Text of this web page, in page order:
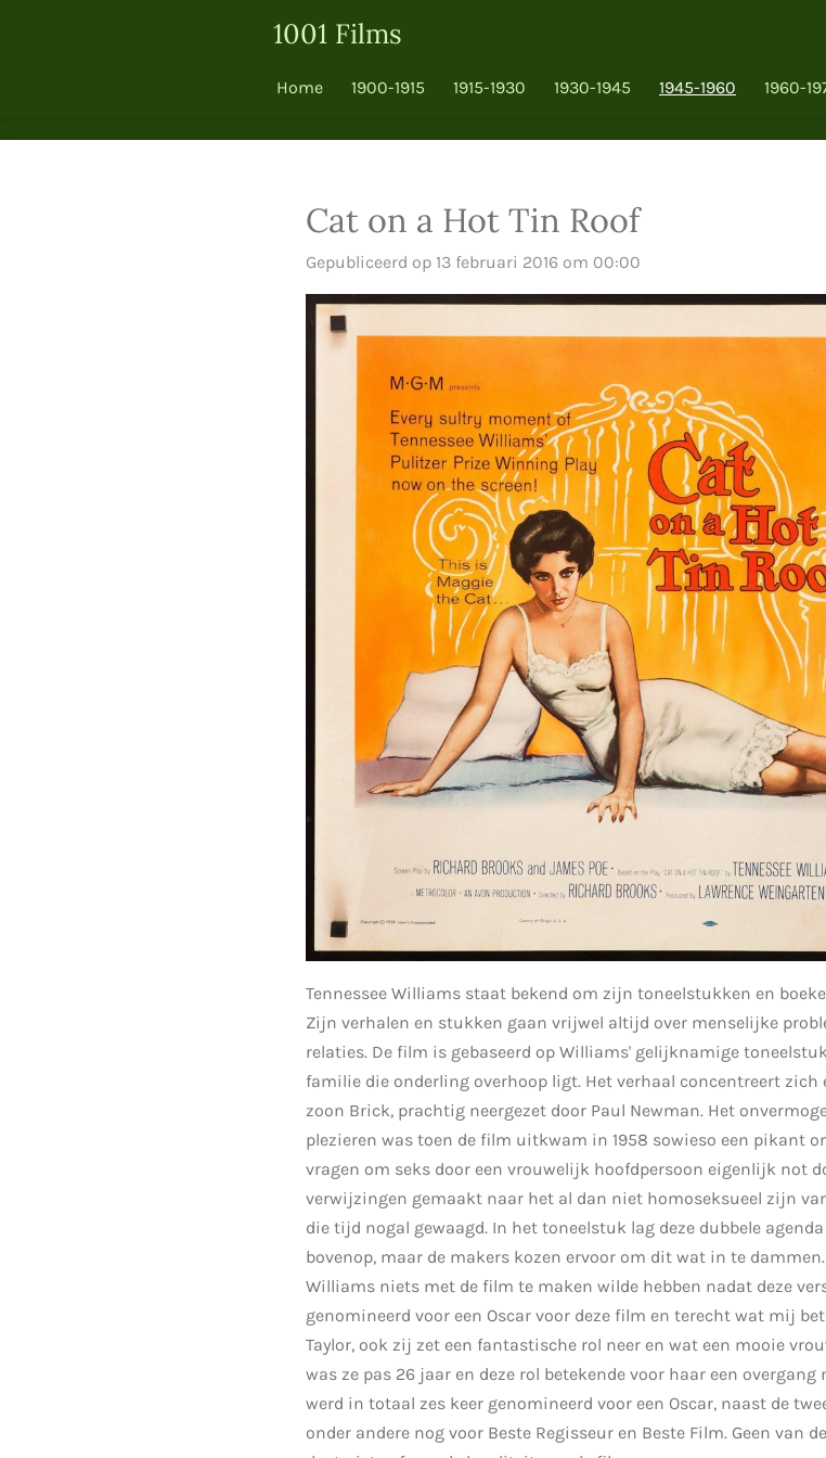
hoofdinhoud
1001 Films
Home 1900-1915 1915-1930 1930-1945 1945-1960 1960-
Cat on a Hot Tin Roof
Gepubliceerd op 13 februari 2016 om 00:00
Tennessee Williams staat bekend om zijn toneelstukken en
Zijn verhalen en stukken gaan vrijwel altijd over menselijke
relaties. De film is gebaseerd op Williams' gelijknamige
familie die onderling overhoop ligt. Het verhaal concentreert
zoon Brick, prachtig neergezet door Paul Newman. Het
plezieren was toen de film uitkwam in 1958 sowieso een pikant
vragen om seks door een vrouwelijk hoofdpersoon eigenlijk not
verwijzingen gemaakt naar het al dan niet homoseksueel zijn
die tijd nogal gewaagd. In het toneelstuk lag deze dubbele
bovenop, maar de makers kozen ervoor om dit wat in te
Williams niets met de film te maken wilde hebben nadat deze
genomineerd voor een Oscar voor deze film en terecht wat mij
Taylor, ook zij zet een fantastische rol neer en wat een mooie
was ze pas 26 jaar en deze rol betekende voor haar een
werd in totaal zes keer genomineerd voor een Oscar, naast de
onder andere nog voor Beste Regisseur en Beste Film. Geen van